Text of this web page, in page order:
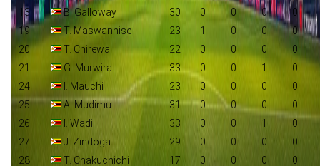
13
B. Galloway 30 0 0 0
0
19
T. Maswanhise 23 1 0 0
0
20
T. Chirewa 22 0 0 0
0
21
G. Murwira 33 0 0 1
0
24
I. Mauchi 23 0 0 0
0
25
A. Mudimu 31 0 0 0
0
26
I. Wadi 33 0 0 1
0
27
J. Zindoga 29 0 0 0
0
28
T. Chakuchichi 17 0 0 0 0